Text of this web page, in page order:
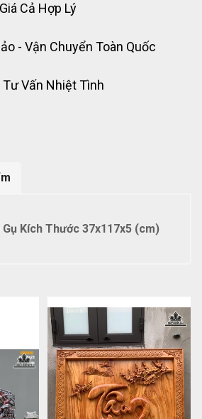
Cả Hợp Lý
- Vận Chuyển Toàn Quốc
Vấn Nhiệt Tình
Kích Thước 37x117x5 (cm)